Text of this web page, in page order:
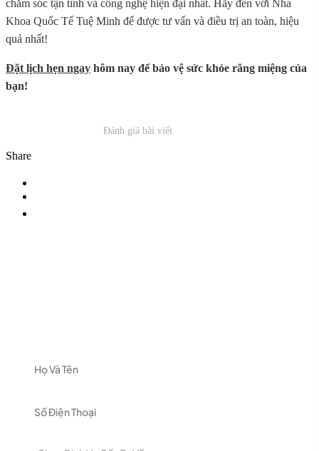
chăm sóc tận tình và công nghệ hiện đại nhất. Hãy đến với Nha
Khoa Quốc Tế Tuệ Minh để được tư vấn và điều trị an toàn, hiệu
quả nhất!
Đặt lịch hẹn ngay hôm nay để bảo vệ sức khỏe răng miệng của
bạn!
Đánh giá bài viết
Share